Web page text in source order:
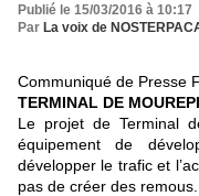
Publié le 15/03/2016 à 10:17
Par La voix de
Communiqué de Presse
TERMINAL DE
Le projet de Terminal
équipement de
développer le trafic et
pas de créer des remous.